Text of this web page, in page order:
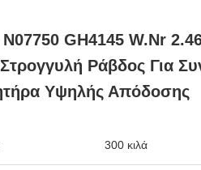
GH4145 W.Nr
Ράβδος Για
Υψηλής Απόδοσης
300 κιλά